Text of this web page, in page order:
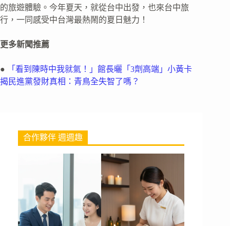
的旅遊體驗。今年夏天，就從台中出發，也來台中旅
行，一同感受中台灣最熱鬧的夏日魅力！
更多新聞推薦
●
「看到陳時中我就氣！」館長曬「3劑高端」小黃卡
揭民進黨發財真相：青鳥全失智了嗎？
合作夥伴 週週趣